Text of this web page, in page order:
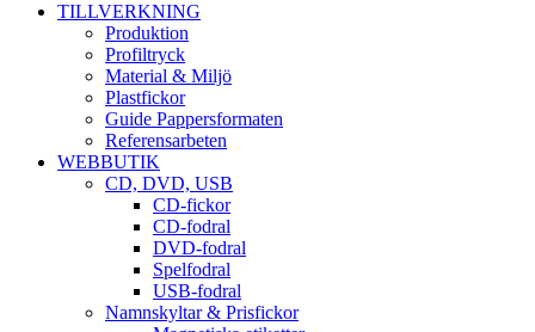
TILLVERKNING
Produktion
Profiltryck
Material & Miljö
Plastfickor
Guide Pappersformaten
Referensarbeten
WEBBUTIK
CD, DVD, USB
CD-fickor
CD-fodral
DVD-fodral
Spelfodral
USB-fodral
Namnskyltar & Prisfickor